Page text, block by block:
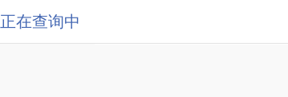
正在查询中